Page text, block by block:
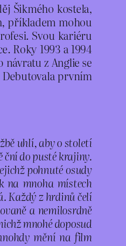
Šikmého kostela,
příkladem mohou
Svou kariéru
Roky 1993 a 1994
z Anglie se
prvním
uhlí, aby o století
ční do pusté krajiny.
pohnuté osudy
na mnoha místech
Každý z hrdinů čelí
a nemilosrdně
mnohé doposud
mění na film